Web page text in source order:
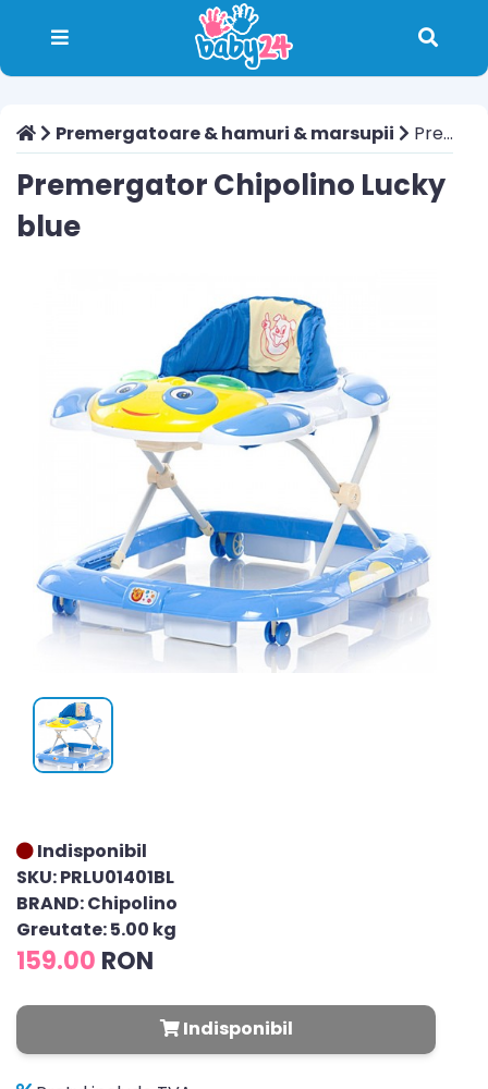
Premergatoare & hamuri & marsupii Premergator Chipolino Lucky blue
Premergator Chipolino Lucky
blue
Indisponibil
SKU: PRLU01401BL
BRAND: Chipolino
Greutate: 5.00 kg
159.00 RON
Indisponibil